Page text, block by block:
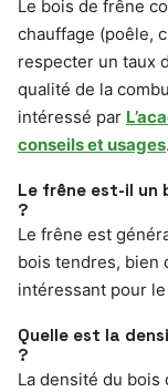
Le bois de frêne
chauffage (poêle,
respecter un taux
qualité de la
intéressé par
conseils et usages.
Le frêne est-il un
?
Le frêne est
bois tendres, bien
intéressant pour
Quelle est la
?
La densité du bois